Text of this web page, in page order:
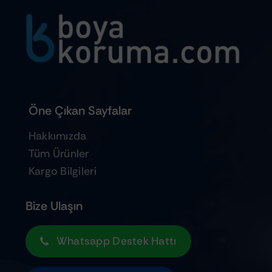
Öne Çıkan Sayfalar
Hakkımızda
Tüm Ürünler
Kargo Bilgileri
Bize Ulaşın
Whatsapp Destek Hattı